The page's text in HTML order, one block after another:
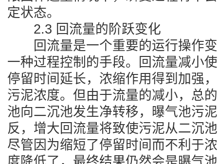
定状态。
2.3 回流量的阶跃变化
回流量是一个重要的运行操作变
一种过程控制的手段。回流量减小
停留时间延长，浓缩作用得到加强
污泥浓度。但由于流量的减小，总
池向二沉池发生净转移，曝气池污
反，增大回流量将致使污泥从二沉
尽管因为缩短了停留时间而不利于